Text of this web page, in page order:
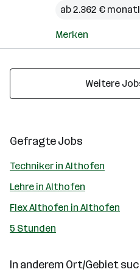
ab 2.362 €
Merken
Weitere
Gefragte Jobs
Techniker in Althofen
Lehre in Althofen
Flex Althofen in Althofen
5 Stunden
In anderem Ort/Gebiet